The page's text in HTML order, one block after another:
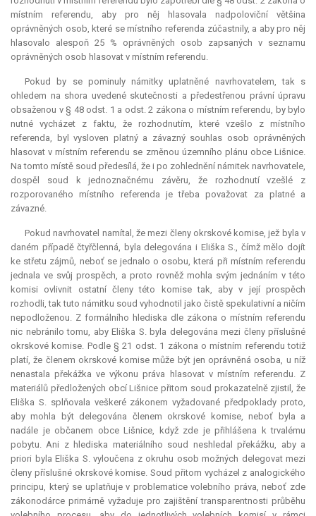
místním referendu, aby pro něj hlasovala nadpoloviční většina
oprávněných osob, které se místního referenda zúčastnily, a aby pro něj
hlasovalo alespoň 25 % oprávněných osob zapsaných v seznamu
oprávněných osob hlasovat v místním referendu.
Pokud by se pominuly námitky uplatněné navrhovatelem, tak s
ohledem na shora uvedené skutečnosti a předestřenou právní úpravu
obsaženou v § 48 odst. 1 a odst. 2 zákona o místním referendu, by bylo
nutné vycházet z faktu, že rozhodnutím, které vzešlo z místního
referenda, byl vysloven platný a závazný souhlas osob oprávněných
hlasovat v místním referendu se změnou územního plánu obce Lišnice.
Na tomto místě soud předesílá, že i po zohlednění námitek navrhovatele,
dospěl soud k jednoznačnému závěru, že rozhodnutí vzešlé z
rozporovaného místního referenda je třeba považovat za platné a
závazné.
Pokud navrhovatel namítal, že mezi členy okrskové komise, jež byla v
daném případě čtyřčlenná, byla delegována i Eliška S., čímž mělo dojít
ke střetu zájmů, neboť se jednalo o osobu, která při místním referendu
jednala ve svůj prospěch, a proto rovněž mohla svým jednáním v této
komisi ovlivnit ostatní členy této komise tak, aby v její prospěch
rozhodli, tak tuto námitku soud vyhodnotil jako čistě spekulativní a ničím
nepodloženou. Z formálního hlediska dle zákona o místním referendu
nic nebránilo tomu, aby Eliška S. byla delegována mezi členy příslušné
okrskové komise. Podle § 21 odst. 1 zákona o místním referendu totiž
platí, že členem okrskové komise může být jen oprávněná osoba, u níž
nenastala překážka ve výkonu práva hlasovat v místním referendu. Z
materiálů předložených obcí Lišnice přitom soud prokazatelně zjistil, že
Eliška S. splňovala veškeré zákonem vyžadované předpoklady proto,
aby mohla být delegována členem okrskové komise, neboť byla a
nadále je občanem obce Lišnice, když zde je přihlášena k trvalému
pobytu. Ani z hlediska materiálního soud neshledal překážku, aby a
priori byla Eliška S. vyloučena z okruhu osob možných delegovat mezi
členy příslušné okrskové komise. Soud přitom vycházel z analogického
principu, který se uplatňuje v problematice volebního práva, neboť zde
zákonodárce primárně vyžaduje pro zajištění transparentnosti průběhu